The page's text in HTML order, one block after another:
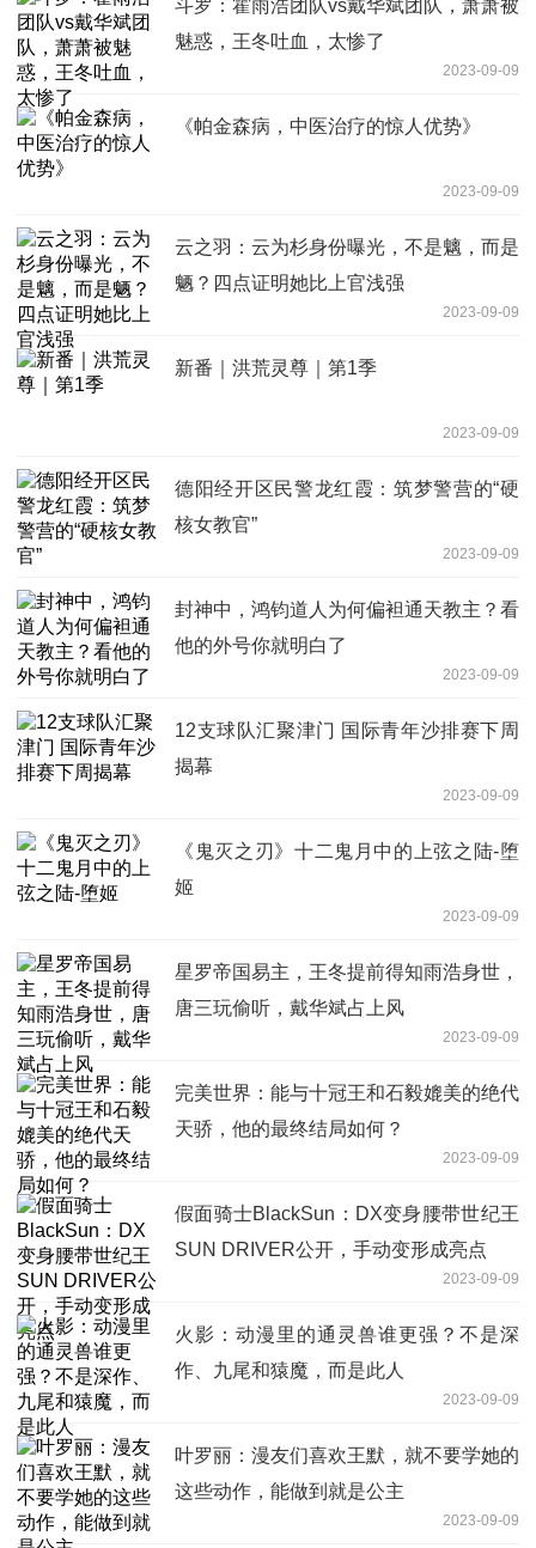
斗罗：霍雨浩团队vs戴华斌团队，萧萧被
魅惑，王冬吐血，太惨了
2023-09-09
《帕金森病，中医治疗的惊人优势》
2023-09-09
云之羽：云为杉身份曝光，不是魑，而是
魉？四点证明她比上官浅强
2023-09-09
新番｜洪荒灵尊｜第1季
2023-09-09
德阳经开区民警龙红霞：筑梦警营的“硬
核女教官”
2023-09-09
封神中，鸿钧道人为何偏袒通天教主？看
他的外号你就明白了
2023-09-09
12支球队汇聚津门 国际青年沙排赛下周
揭幕
2023-09-09
《鬼灭之刃》十二鬼月中的上弦之陆-堕
姬
2023-09-09
星罗帝国易主，王冬提前得知雨浩身世，
唐三玩偷听，戴华斌占上风
2023-09-09
完美世界：能与十冠王和石毅媲美的绝代
天骄，他的最终结局如何？
2023-09-09
假面骑士BlackSun：DX变身腰带世纪王
SUN DRIVER公开，手动变形成亮点
2023-09-09
火影：动漫里的通灵兽谁更强？不是深
作、九尾和猿魔，而是此人
2023-09-09
叶罗丽：漫友们喜欢王默，就不要学她的
这些动作，能做到就是公主
2023-09-09